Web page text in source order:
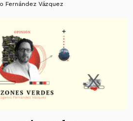
Fernández Vázquez